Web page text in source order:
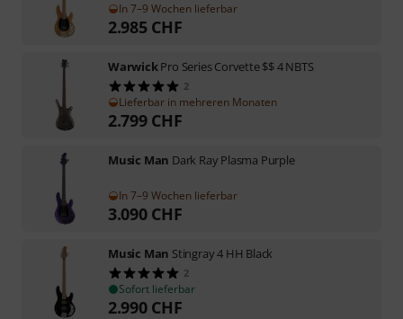
In 7–9 Wochen lieferbar
2.985 CHF
WarwickPro Series Corvette $$ 4 NBTS
2
Lieferbar in mehreren Monaten
2.799 CHF
Music Man Dark Ray Plasma Purple
In 7–9 Wochen lieferbar
3.090 CHF
Music Man Stingray 4 HH Black
2
Sofort lieferbar
2.990 CHF